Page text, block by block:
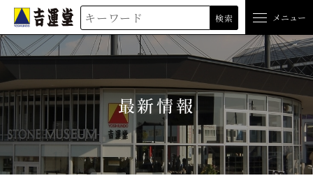
吉運堂 検索 メニュー
最新情報